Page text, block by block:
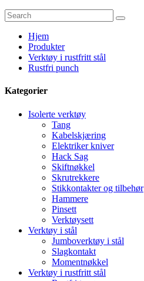
Hjem
Produkter
Verktøy i rustfritt stål
Rustfri punch
Kategorier
Isolerte verktøy
Tang
Kabelskjæring
Elektriker kniver
Hack Sag
Skiftnøkkel
Skrutrekkere
Stikkontakter og tilbehør
Hammere
Pinsett
Verktøysett
Verktøy i stål
Jumboverktøy i stål
Slagkontakt
Momentnøkkel
Verktøy i rustfritt stål